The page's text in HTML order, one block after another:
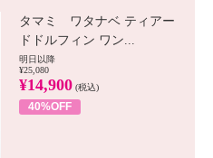
タマミ ワタナベ ティアー
ドドルフィン ワン...
明日以降
¥25,080
¥14,900 (税込)
40%OFF